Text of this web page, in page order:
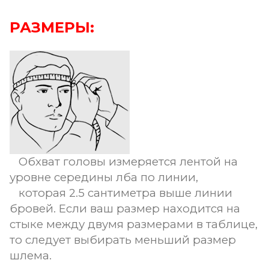
РАЗМЕРЫ:
Обхват головы измеряется лентой на
уровне середины лба по линии,
которая 2.5 сантиметра выше линии
бровей. Если ваш размер находится на
стыке между двумя размерами в таблице,
то следует выбирать меньший размер
шлема.